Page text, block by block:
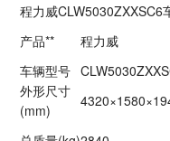
程力威CLW5030ZXXSC6
产品**
程力威
车辆型号
外形尺寸
(mm)